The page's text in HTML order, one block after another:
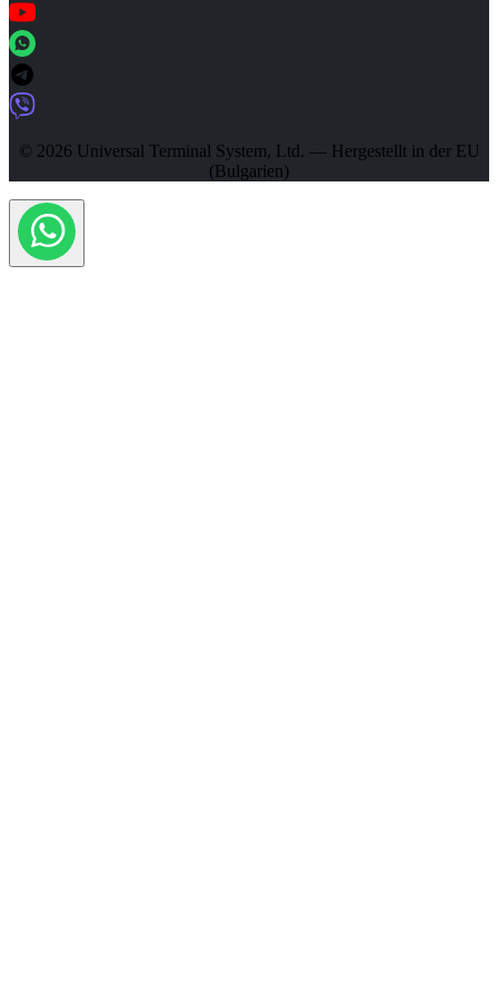
© 2026 Universal Terminal System, Ltd. — Hergestellt in der EU
(Bulgarien)